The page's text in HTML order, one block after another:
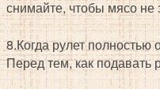
снимайте, чтобы мясо не
8.Когда рулет полностью
Перед тем, как подавать